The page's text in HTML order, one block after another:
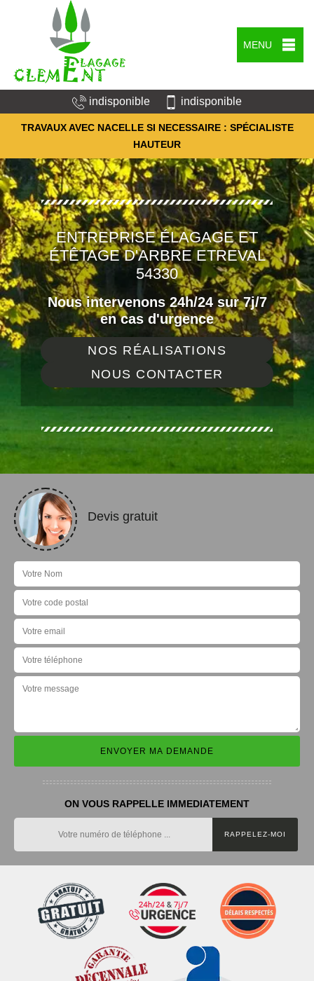
MENU
indisponible indisponible
TRAVAUX AVEC NACELLE SI NECESSAIRE : SPÉCIALISTE
HAUTEUR
ENTREPRISE ÉLAGAGE ET
ÉTÊTAGE D'ARBRE ETREVAL
54330
Nous intervenons 24h/24 sur 7j/7
en cas d'urgence
NOS RÉALISATIONS
NOUS CONTACTER
Devis gratuit
ON VOUS RAPPELLE IMMEDIATEMENT